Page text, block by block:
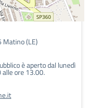
Matino (LE)
è aperto dal lunedì
ore 13.00.